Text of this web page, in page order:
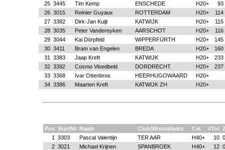
25 3445 Tim Kemp ENSCHEDE H20+
93
26 3015 Reinier Guyaux ROTTERDAM H20+
114
27 3382 Dirk-Jan Kuijt KATWIJK H20+
115
28 3035 Peter Vandereyken AARSCHOT H20+
116
29 3044 Kai Dörpfeld WIPPERFÜRTH H20+
145
30 3411 Bram van Engelen BREDA H20+
160
31
3383 Jaap Kreft KATWIJK H20+
233
32 3392 Cosmo Vloedbeld DORDRECHT H20+
237
33 3368 Ivar Ottenbros HEERHUGOWAARD
H20+
34 3386 Maarten Kreft KATWIJK ZH H20+
Pos StartNr Naam Club/Woonplaats Cat #Tot
1
3303 Pascal Valentijn TER AAR H40+ 10
2 3021 Michael Krijnen SPANBROEK H40+ 12